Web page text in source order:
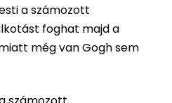
a számozott
foghat majd a
még van Gogh sem